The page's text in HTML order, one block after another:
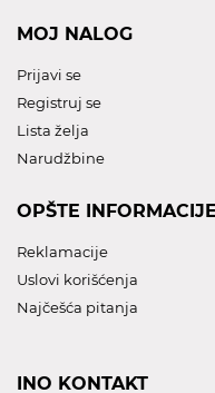
MOJ NALOG
Prijavi se
Registruj se
Lista želja
Narudžbine
OPŠTE INFORMACIJE
Reklamacije
Uslovi korišćenja
Najčešća pitanja
INO KONTAKT